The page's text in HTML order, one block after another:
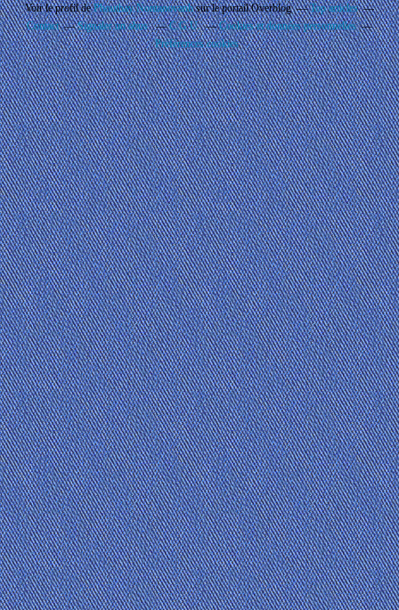
Voir le profil dePhouthay Nontanovanhsur le portail Overblog
Top articles
Contact
Signaler un abus C.G.U.
Cookies et données personnelles
Préférences cookies